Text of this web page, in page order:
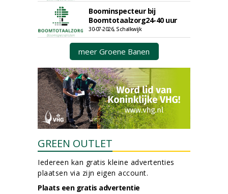
Boominspecteur bij
Boomtotaalzorg24-40 uur
30-07-2026, Schalkwijk
meer Groene Banen
GREEN OUTLET
Iedereen kan gratis kleine advertenties
plaatsen via zijn eigen account.
Plaats een gratis advertentie